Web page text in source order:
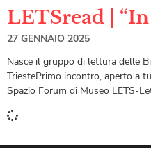
LETSread |
27 GENNAIO 2025
Nasce il gruppo di lettura delle
TriestePrimo incontro, aperto a
Spazio Forum di Museo LETS-